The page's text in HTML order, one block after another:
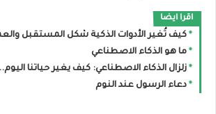
اقرا ايضا
كيف تُغير الأدوات الذكية شكل المستقبل
ما هو الذكاء الاصطناعي
زلزال الذكاء الاصطناعي: كيف يغير حياتنا اليوم.. وكيف
دعاء الرسول عند النوم